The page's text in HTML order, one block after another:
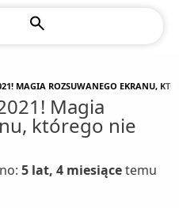
MAGIA ROZSUWANEGO EKRANU,
Magia
którego nie
5 lat, 4 miesiącetemu